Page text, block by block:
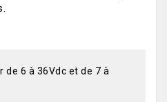
6 à 36Vdc et de 7 à